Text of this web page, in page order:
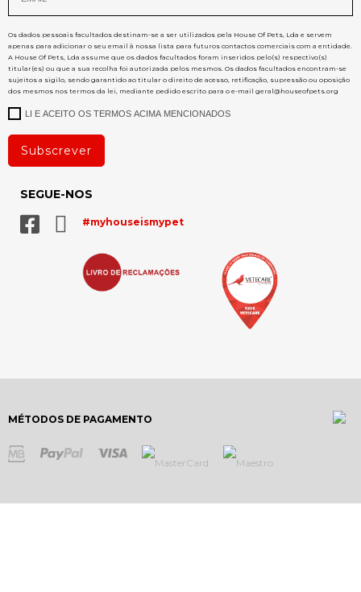
Os dados pessoais facultados destinam-se a ser utilizados pela House Of Pets, Lda e servem
apenas para adicionar o seu email à nossa lista para futuros contactos comerciais com a entidade.
A House Of Pets, Lda assume que os dados facultados foram inseridos pelo(s) respectivo(s)
titular(es) ou que a sua recolha foi autorizada pelos mesmos. Os dados facultados encontram-se
sujeitos a sigilo, sendo garantido ao titular o direito de acesso, retificação, supressão ou oposição
dos mesmos nos termos da lei, mediante pedido escrito para o e-mail geral@houseofpets.org
LI E ACEITO OS TERMOS ACIMA MENCIONADOS
Subscrever
SEGUE-NOS
#myhouseismypet
MÉTODOS DE PAGAMENTO